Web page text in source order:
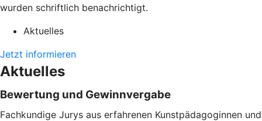
wurden schriftlich benachrichtigt.
Aktuelles
Jetzt informieren
Aktuelles
Bewertung und Gewinnvergabe
Fachkundige Jurys aus erfahrenen Kunstpädagoginnen und